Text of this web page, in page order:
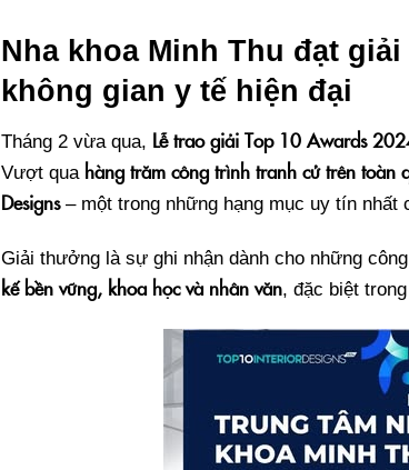
Nha khoa Minh Thu đạt
không gian y tế hiện đại
Tháng 2 vừa qua, Lễ trao giải Top 10 Awards
Vượt qua hàng trăm công trình tranh cử trên toàn
Designs– một trong những hạng mục uy tín nhất
Giải thưởng là sự ghi nhận dành cho những
kế bền vững, khoa học và nhân văn, đặc biệt